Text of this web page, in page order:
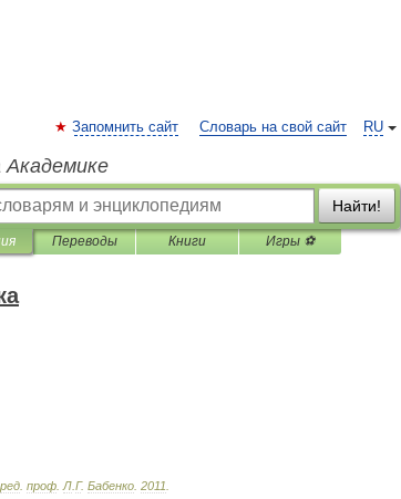
RU
Запомнить сайт Словарь на свой сайт
Академике
Найти!
Переводы Книги Игры ⚽
ред проф Л Г. Бабенко 2011